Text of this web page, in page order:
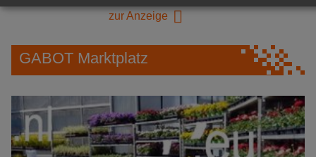
zur Anzeige
GABOT Marktplatz